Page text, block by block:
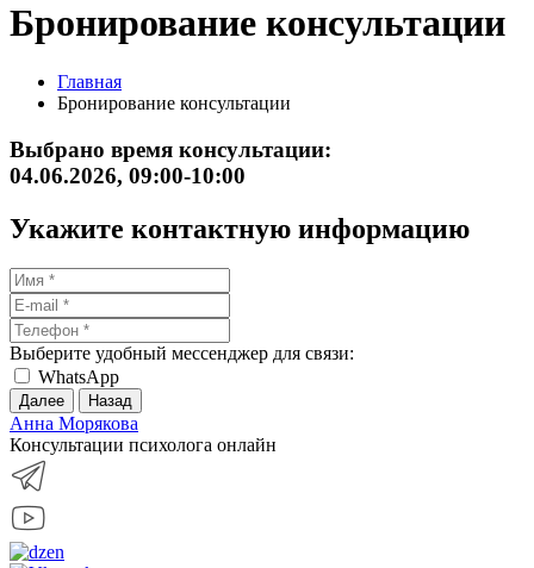
Бронирование консультации
Главная
Бронирование консультации
Выбрано время консультации:
04.06.2026, 09:00-10:00
Укажите контактную информацию
Выберите удобный мессенджер для связи:
WhatsApp
Далее Назад
Анна Морякова
Консультации психолога онлайн